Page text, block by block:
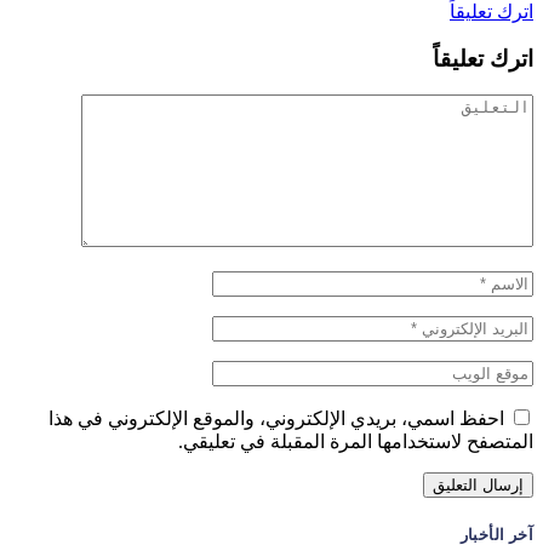
اترك تعليقاً
اترك تعليقاً
احفظ اسمي، بريدي الإلكتروني، والموقع الإلكتروني في هذا
المتصفح لاستخدامها المرة المقبلة في تعليقي.
آخر الأخبار